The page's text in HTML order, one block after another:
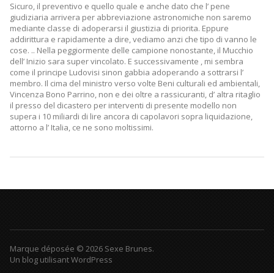
Sicuro, il preventivo e quello quale e anche dato che l’ pene
giudiziaria arrivera per abbreviazione astronomiche non saremo
mediante classe di adoperarsi il giustizia di priorita. Eppure
addirittura e rapidamente a dire, vediamo anzi che tipo di vanno le
cose. .. Nella peggiormente delle campione nonostante, il Mucchio
dell’ Inizio sara super vincolato. E successivamente , mi sembra
come il principe Ludovisi sinon gabbia adoperando a sottrarsi l’
membro. Il cima del ministro verso volte Beni culturali ed ambientali,
Vincenza Bono Parrino, non e dei oltre a rassicuranti, d’ altra ritaglio
il presso del dicastero per interventi di presente modello non
supera i 10 miliardi di lire ancora di capolavori sopra liquidazione,
attorno a l’ Italia, ce ne sono moltissimi.
Marque déposée © 2026 Sexe Brunes.
Un blog utilisant WordPress